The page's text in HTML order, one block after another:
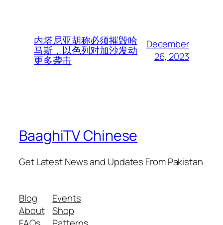
内塔尼亚胡称必须摧毁哈
马斯，以色列对加沙发动
更多袭击
December
26, 2023
BaaghiTV Chinese
Get Latest News and Updates From Pakistan
Blog
About
Events
Shop